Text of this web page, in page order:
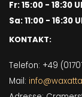
Fr: 15:00 - 18:30
Sa: 11:00 - 16:30
KONTAKT:
Telefon: +49
Mail: